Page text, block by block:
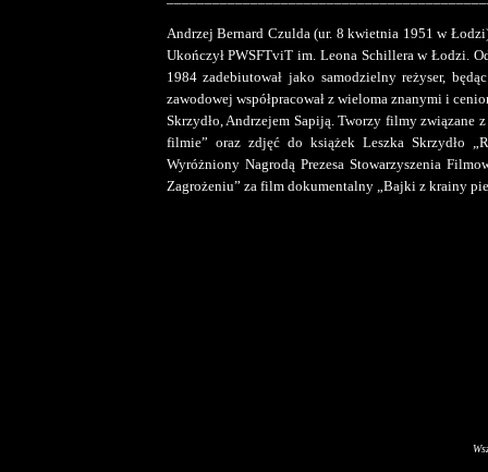
Andrzej Bernard Czulda (ur. 8 kwietnia 1951 w
Ukończył PWSFTviT im. Leona Schillera w Łodzi.
1984 zadebiutował jako samodzielny reżyser,
zawodowej współpracował z wieloma znanymi i
Skrzydło, Andrzejem Sapiją. Tworzy filmy
filmie” oraz zdjęć do książek Leszka Skrzydło
Wyróżniony Nagrodą Prezesa Stowarzyszenia
Zagrożeniu” za film dokumentalny „Bajki z krainy